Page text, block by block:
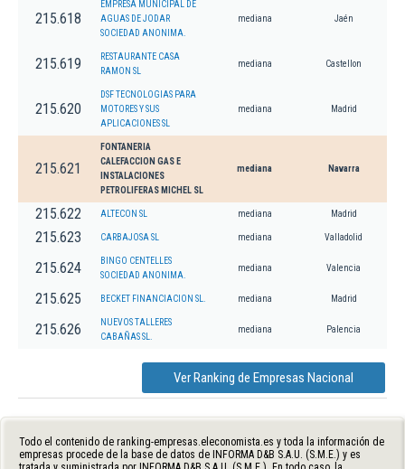
215.618
EMPRESA MUNICIPAL DE
AGUAS DE JODAR
SOCIEDAD ANONIMA.
mediana Jaén
215.619
RESTAURANTE CASA
RAMON SL
mediana Castellon
215.620
DSF TECNOLOGIAS PARA
MOTORES Y SUS
APLICACIONES SL
mediana Madrid
215.621
FONTANERIA
CALEFACCION GAS E
INSTALACIONES
PETROLIFERAS MICHEL SL
mediana Navarra
215.622 ALTECON SL mediana Madrid
215.623 CARBAJOSA SL mediana Valladolid
215.624
BINGO CENTELLES
SOCIEDAD ANONIMA.
mediana Valencia
215.625 BECKET FINANCIACION SL. mediana Madrid
215.626
NUEVOS TALLERES
CABAÑAS SL.
mediana Palencia
Ver Ranking de Empresas Nacional
Todo el contenido de ranking-empresas.eleconomista.es y toda la información de
empresas procede de la base de datos de INFORMA D&B S.A.U. (S.M.E.) y es